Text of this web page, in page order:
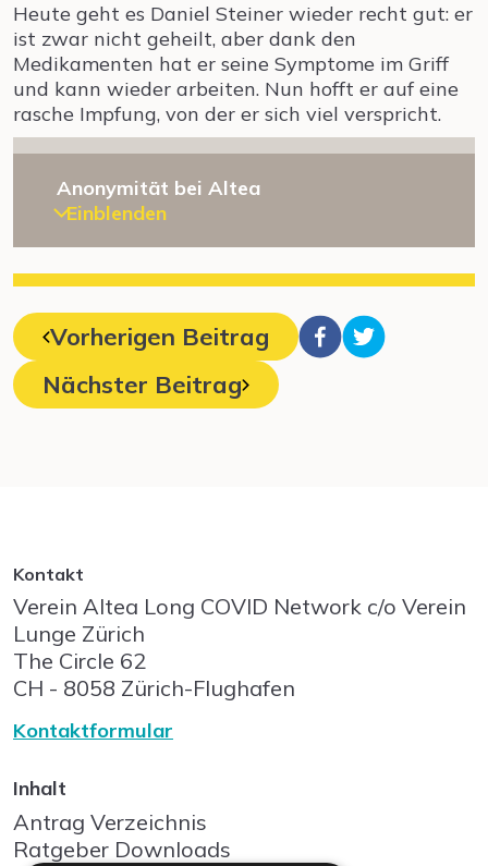
Heute geht es Daniel Steiner wieder recht gut: er
ist zwar nicht geheilt, aber dank den
Medikamenten hat er seine Symptome im Griff
und kann wieder arbeiten. Nun hofft er auf eine
rasche Impfung, von der er sich viel verspricht.
Anonymität bei Altea
Einblenden
Vorherigen Beitrag
Nächster Beitrag
Kontakt
Verein Altea Long COVID Network c/o Verein
Lunge Zürich
The Circle 62
CH - 8058 Zürich-Flughafen
Kontaktformular
Inhalt
Antrag Verzeichnis
Ratgeber Downloads